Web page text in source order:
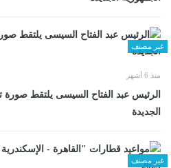
غير مصنف
منذ 6 أشهر
الرئيس عبد الفتاح السيسى يلتقط صورة
الجديدة
غير مصنف